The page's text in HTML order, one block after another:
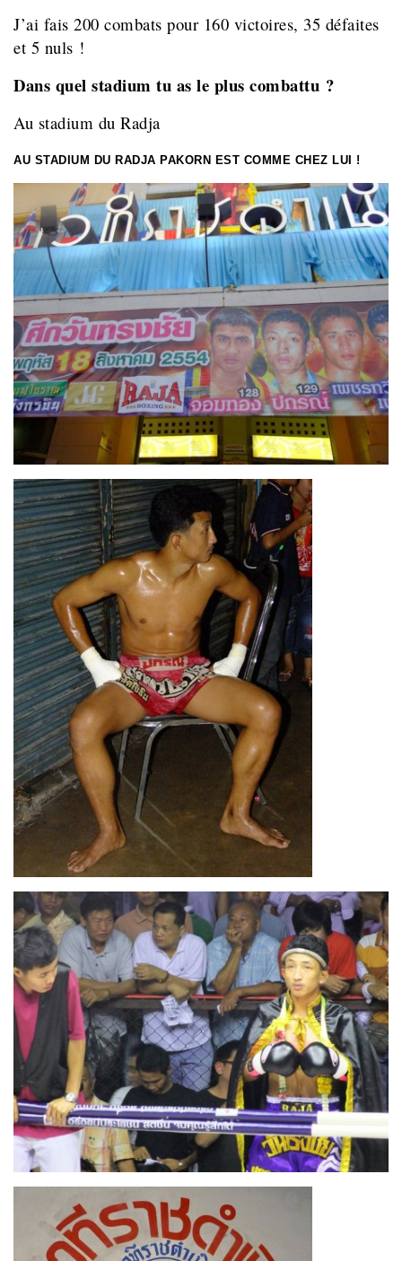
J’ai fais 200 combats pour 160 victoires, 35 défaites
et 5 nuls !
Dans quel stadium tu as le plus combattu ?
Au stadium du Radja
AU STADIUM DU RADJA PAKORN EST COMME CHEZ LUI !